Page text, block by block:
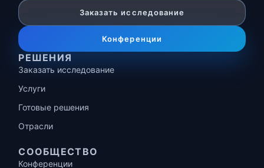
Заказать исследование
Конференции
РЕШЕНИЯ
Заказать исследование
Услуги
Готовые решения
Отрасли
СООБЩЕСТВО
Конференции